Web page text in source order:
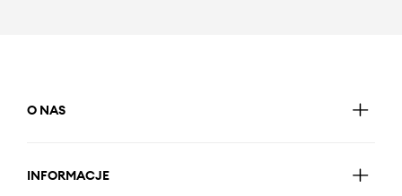
O NAS
INFORMACJE